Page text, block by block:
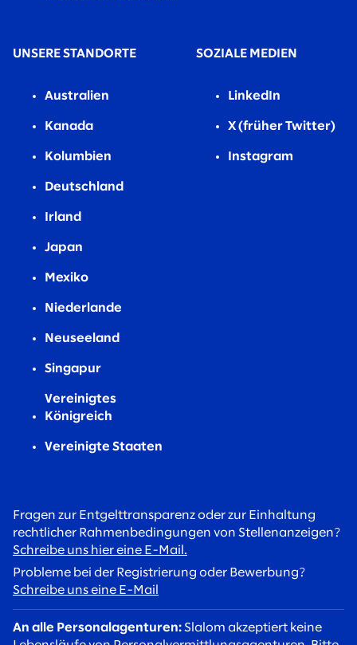
UNSERE STANDORTE
Australien
Kanada
Kolumbien
Deutschland
Irland
Japan
Mexiko
Niederlande
Neuseeland
Singapur
Vereinigtes
Königreich
Vereinigte Staaten
SOZIALE MEDIEN
LinkedIn
X (früher Twitter)
Instagram
Fragen zur Entgelttransparenz oder zur Einhaltung
rechtlicher Rahmenbedingungen von Stellenanzeigen?
Schreibe uns hier eine E-Mail.
Probleme bei der Registrierung oder Bewerbung?
Schreibe uns eine E-Mail
An alle Personalagenturen: Slalom akzeptiert keine